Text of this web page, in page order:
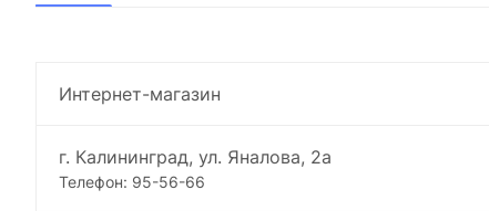
Интернет-магазин
г. Калининград, ул. Яналова, 2а
Телефон: 95-56-66